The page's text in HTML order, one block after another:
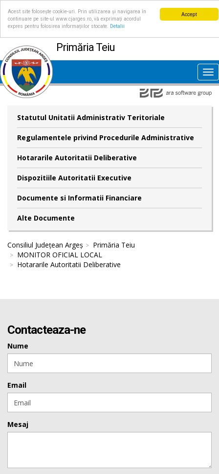
Accept
Acest site folosește cookie-uri. Prin utilizarea și navigarea în
continuare pe site-ul www.cjarges.ro, vă exprimați acordul
expres pentru folosirea informațiilor stocate.
Detalii
Primăria Teiu
Statutul Unitatii Administrativ Teritoriale
Regulamentele privind Procedurile Administrative
Hotararile Autoritatii Deliberative
Dispozitiile Autoritatii Executive
Documente si Informatii Financiare
Alte Documente
Consiliul Județean Argeș
Primăria Teiu
MONITOR OFICIAL LOCAL
Hotararile Autoritatii Deliberative
Contacteaza-ne
Nume
Email
Mesaj